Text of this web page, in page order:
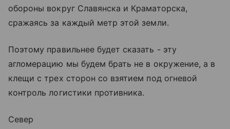
обороны вокруг Славянска и Краматорска,
сражаясь за каждый метр этой земли.
Поэтому правильнее будет сказать - эту
агломерацию мы будем брать не в окружение, а в
клещи с трех сторон со взятием под огневой
контроль логистики противника.
Север